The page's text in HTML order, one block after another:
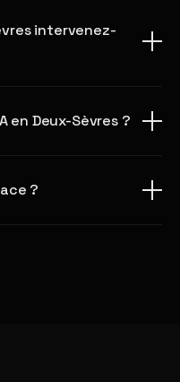
intervenez-
en Deux-Sèvres ?
?